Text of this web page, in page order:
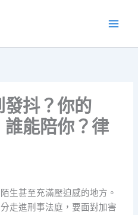
抖？你的
誰能陪你？律
生甚至充滿壓迫感的地方。
走進刑事法庭，要面對加害